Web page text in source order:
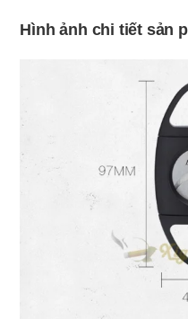
Hình ảnh chi tiết sản